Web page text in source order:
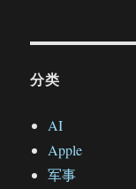
分类
AI
Apple
军事